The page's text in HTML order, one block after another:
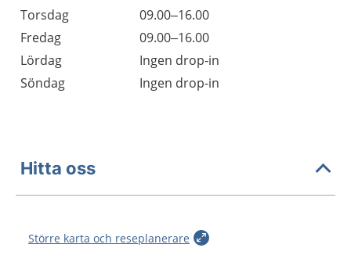
Torsdag
09.00–16.00
Fredag
09.00–16.00
Lördag
Ingen drop-in
Söndag
Ingen drop-in
Hitta oss
Större karta och reseplanerare